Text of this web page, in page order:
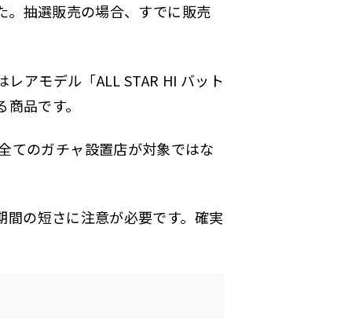
。抽選販売の場合、すでに販売
アモデル「ALL STAR HI バット
品です。
てのガチャ設置店が対象ではな
の短さに注意が必要です。確実